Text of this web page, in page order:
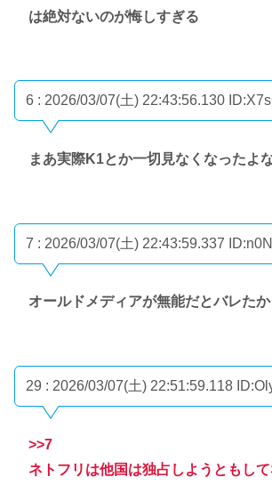
は絶対ないのが悔しすぎる
6 : 2026/03/07(土) 22:43:56.130
まあ実際K1とか一切見なくなったよ
7 : 2026/03/07(土) 22:43:59.337
オールドメディアが無能だとバレた
29 : 2026/03/07(土) 22:51:59.118
>>7
ネトフリは他国は独占しようともし